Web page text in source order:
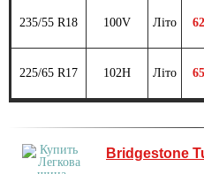
235/55 R18 100V Літо
225/65 R17 102H Літо
Bridgestone